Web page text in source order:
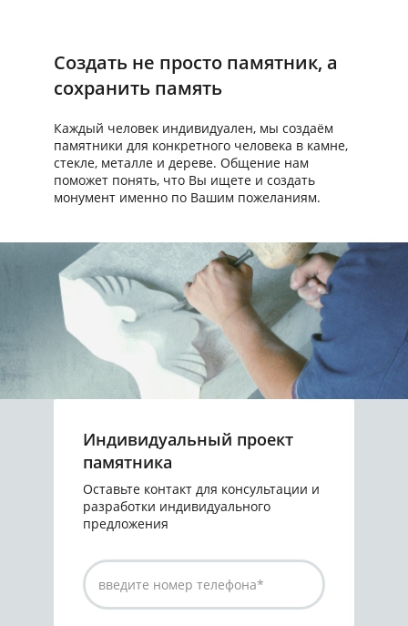
Создать не просто памятник, а
сохранить память
Каждый человек индивидуален, мы создаём
памятники для конкретного человека в камне,
стекле, металле и дереве. Общение нам
поможет понять, что Вы ищете и создать
монумент именно по Вашим пожеланиям.
Индивидуальный проект
памятника
Оставьте контакт для консультации и
разработки индивидуального
предложения